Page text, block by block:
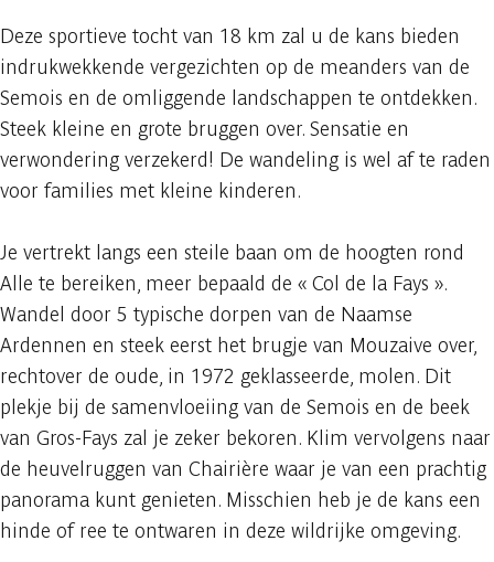
Deze sportieve tocht van 18 km zal u de kans bieden
indrukwekkende vergezichten op de meanders van de
Semois en de omliggende landschappen te ontdekken.
Steek kleine en grote bruggen over. Sensatie en
verwondering verzekerd! De wandeling is wel af te raden
voor families met kleine kinderen.
Je vertrekt langs een steile baan om de hoogten rond
Alle te bereiken, meer bepaald de « Col de la Fays ».
Wandel door 5 typische dorpen van de Naamse
Ardennen en steek eerst het brugje van Mouzaive over,
rechtover de oude, in 1972 geklasseerde, molen. Dit
plekje bij de samenvloeiing van de Semois en de beek
van Gros-Fays zal je zeker bekoren. Klim vervolgens naar
de heuvelruggen van Chairière waar je van een prachtig
panorama kunt genieten. Misschien heb je de kans een
hinde of ree te ontwaren in deze wildrijke omgeving.